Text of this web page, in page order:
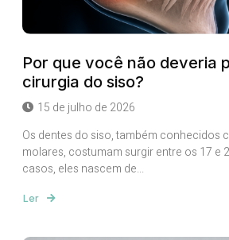
Por que você não deveria
cirurgia do siso?
15 de julho de 2026
Os dentes do siso, também conhecidos
molares, costumam surgir entre os 17 e
casos, eles nascem de...
Ler